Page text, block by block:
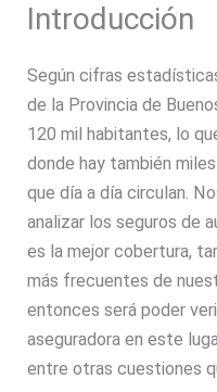
Introducción
Según cifras
de la Provincia de
120 mil habitantes, lo
donde hay también
que día a día circulan.
analizar los seguros de
es la mejor cobertura,
más frecuentes de
entonces será poder
aseguradora en este
entre otras cuestiones